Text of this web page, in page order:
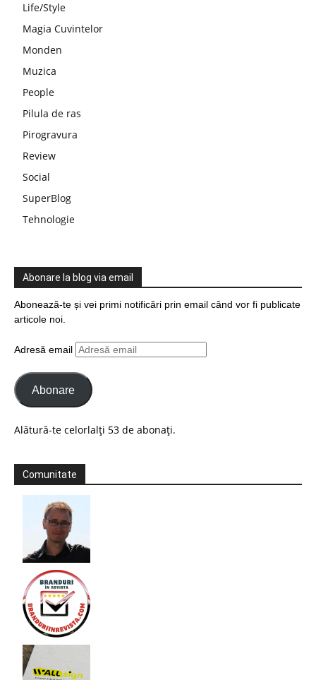
Life/Style
Magia Cuvintelor
Monden
Muzica
People
Pilula de ras
Pirogravura
Review
Social
SuperBlog
Tehnologie
Abonare la blog via email
Abonează-te și vei primi notificări prin email când vor fi publicate
articole noi.
Adresă email
Abonare
Alătură-te celorlalți 53 de abonați.
Comunitate